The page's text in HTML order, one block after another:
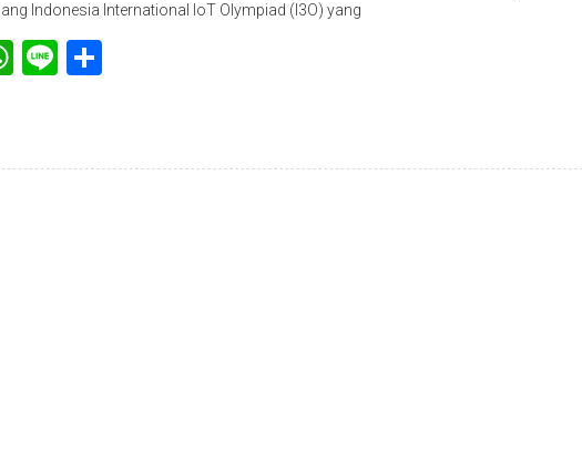
Indonesia International IoT Olympiad (I3O) yang
WhatsApp
Line